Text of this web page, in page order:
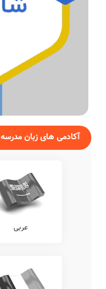
آکادمی های زبان مدرسه
عربی